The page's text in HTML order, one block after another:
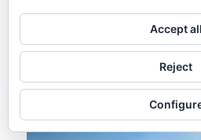
de MoviStar+ “El
grabó en el entorno
ubicado junto a la
Accept all
Reject